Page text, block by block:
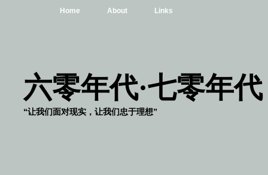
Home About Links
六零年代·七零年代
“让我们面对现实，让我们忠于理想”